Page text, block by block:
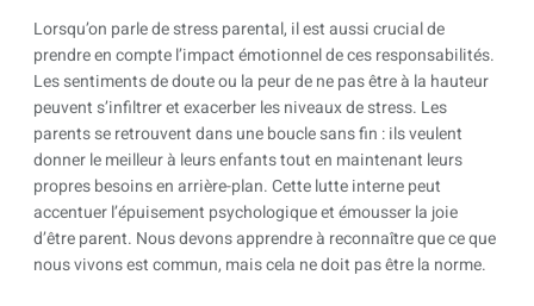
Lorsqu’on parle de stress parental, il est aussi crucial de
prendre en compte l’impact émotionnel de ces responsabilités.
Les sentiments de doute ou la peur de ne pas être à la hauteur
peuvent s’infiltrer et exacerber les niveaux de stress. Les
parents se retrouvent dans une boucle sans fin : ils veulent
donner le meilleur à leurs enfants tout en maintenant leurs
propres besoins en arrière-plan. Cette lutte interne peut
accentuer l’épuisement psychologique et émousser la joie
d’être parent. Nous devons apprendre à reconnaître que ce que
nous vivons est commun, mais cela ne doit pas être la norme.